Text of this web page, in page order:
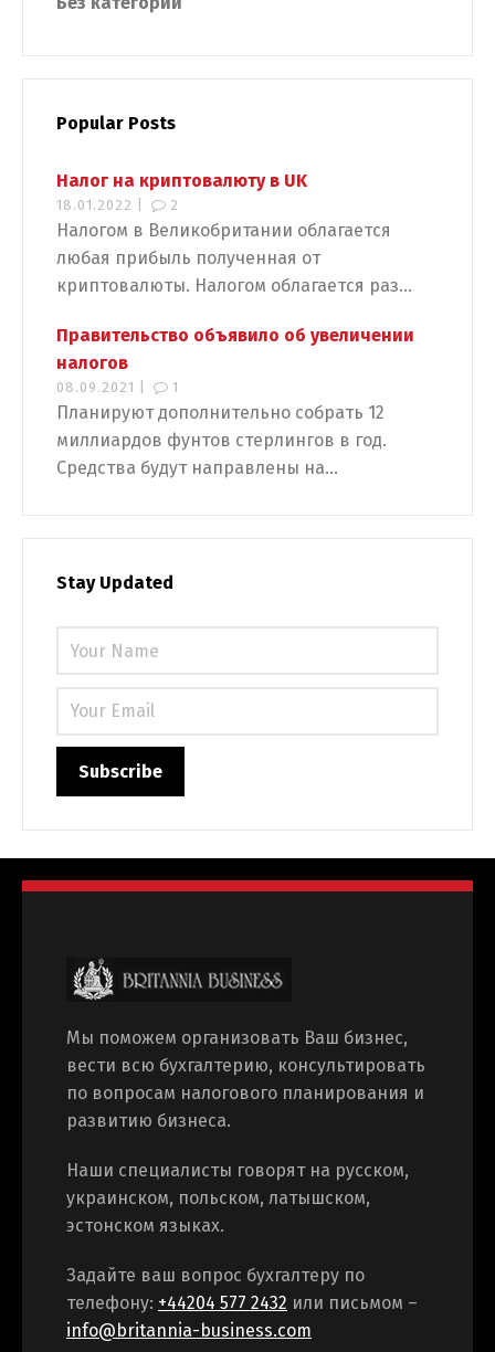
Popular Posts
Налог на криптовалюту в UK
18.01.2022 | 2
Налогом в Великобритании облагается
любая прибыль полученная от
криптовалюты. Налогом облагается раз...
Правительство объявило об увеличении
налогов
08.09.2021 | 1
Планируют дополнительно собрать 12
миллиардов фунтов стерлингов в год.
Средства будут направлены на...
Stay Updated
Мы поможем организовать Ваш бизнес,
вести всю бухгалтерию, консультировать
по вопросам налогового планирования и
развитию бизнеса.
Наши специалисты говорят на русском,
украинском, польском, латышском,
эстонском языках.
Задайте ваш вопрос бухгалтеру по
телефону: +44204 577 2432 или письмом –
info@britannia-business.com
Switch The Language
Русский English